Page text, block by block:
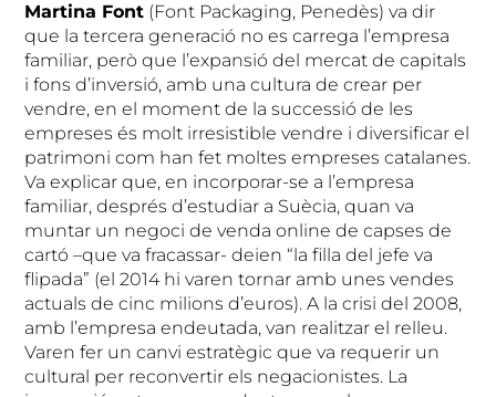
Martina Font (Font Packaging, Penedès) va dir
que la tercera generació no es carrega l’empresa
familiar, però que l’expansió del mercat de capitals
i fons d’inversió, amb una cultura de crear per
vendre, en el moment de la successió de les
empreses és molt irresistible vendre i diversificar el
patrimoni com han fet moltes empreses catalanes.
Va explicar que, en incorporar-se a l’empresa
familiar, després d’estudiar a Suècia, quan va
muntar un negoci de venda online de capses de
cartó –que va fracassar- deien “la filla del jefe va
flipada” (el 2014 hi varen tornar amb unes vendes
actuals de cinc milions d’euros). A la crisi del 2008,
amb l’empresa endeutada, van realitzar el relleu.
Varen fer un canvi estratègic que va requerir un
cultural per reconvertir els negacionistes. La